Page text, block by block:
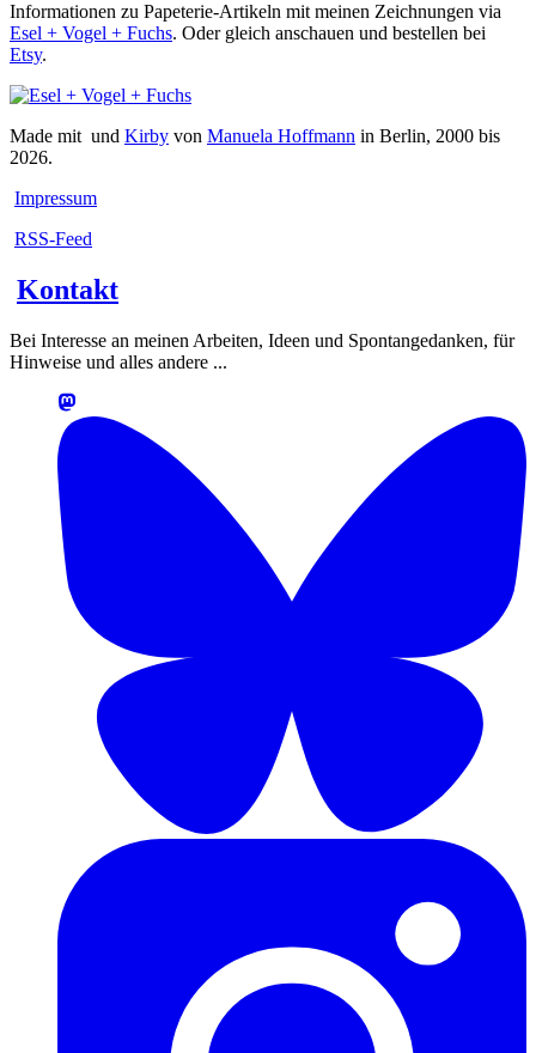
Informationen zu Papeterie-Artikeln mit meinen Zeichnungen via
Esel + Vogel + Fuchs. Oder gleich anschauen und bestellen bei
Etsy.
Made mit und Kirby von Manuela Hoffmann in Berlin, 2000 bis
2026.
Impressum
RSS-Feed
Kontakt
Bei Interesse an meinen Arbeiten, Ideen und Spontangedanken, für
Hinweise und alles andere ...